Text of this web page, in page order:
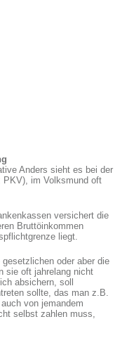
Anders sieht es bei der
PKV), im Volksmund oft
versichert die
Bruttöinkommen
liegt.
oder aber die
sie oft jahrelang nicht
absichern, soll
sollte, das man z.B.
von jemandem
selbst zahlen muss,